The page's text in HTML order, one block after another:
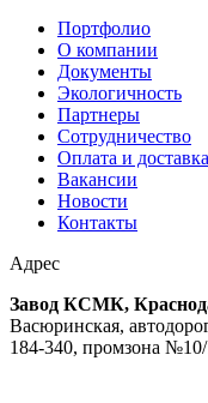
Портфолио
О компании
Документы
Экологичность
Партнеры
Сотрудничество
Оплата и доставка
Вакансии
Новости
Контакты
Адрес
Завод КСМК,
Васюринская,
184-340, промзона